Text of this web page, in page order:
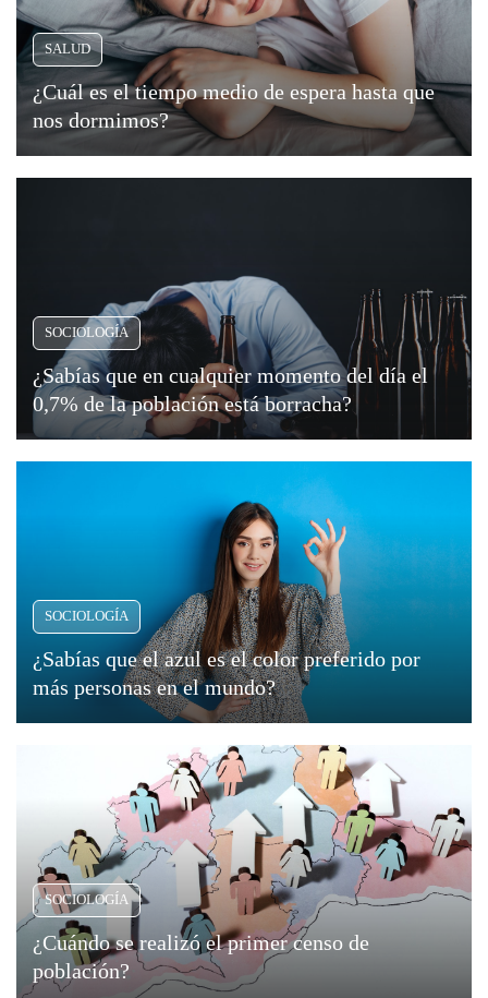
Historia
Lenguaje
Leyes
Literatura
Naturaleza
Psicología
Religión
Tecnología
Universo
evento
íntimo
y
personal.
embargo,
fenómeno
intrigante:
al...
SALUD
¿Cuál es el tiempo medio de espera hasta que
nos dormimos?
SOCIOLOGÍA
¿Sabías que en cualquier momento del día el
0,7% de la población está borracha?
SOCIOLOGÍA
¿Sabías que el azul es el color preferido por
más personas en el mundo?
SOCIOLOGÍA
¿Cuándo se realizó el primer censo de
población?